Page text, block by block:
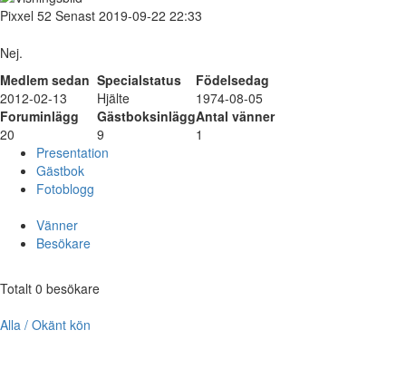
Pixxel 52 Senast 2019-09-22 22:33
Nej.
Medlem sedan Specialstatus
Födelsedag
2012-02-13
Hjälte
1974-08-05
Foruminlägg
GästboksinläggAntal vänner
20
9
1
Presentation
Gästbok
Fotoblogg
Vänner
Besökare
Totalt 0 besökare
Alla / Okänt kön